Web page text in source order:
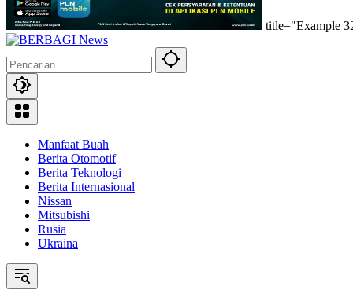
title="Example
Manfaat Buah
Berita Otomotif
Berita Teknologi
Berita Internasional
Nissan
Mitsubishi
Rusia
Ukraina